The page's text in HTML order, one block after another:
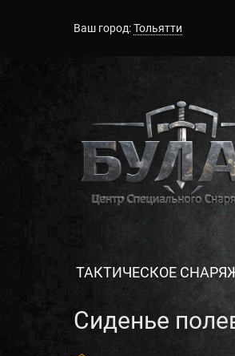
Ваш город:Тольятти
ТАКТИЧЕСКОЕ
Сиденье